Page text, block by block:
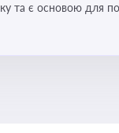
та є основою для